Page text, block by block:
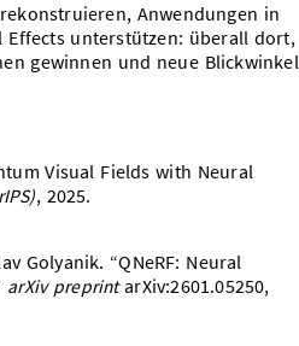
Anwendungen in
Effects unterstützen: überall dort,
gewinnen und neue Blickwinkel
Visual Fields with Neural
, 2025.
Golyanik. “QNeRF: Neural
arXiv preprintarXiv:2601.05250,